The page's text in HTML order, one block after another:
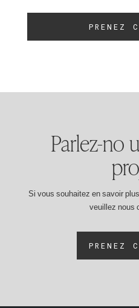
PRENEZ
Parlez-no
Si vous souhaitez en savoir
veuillez nous
PRENEZ